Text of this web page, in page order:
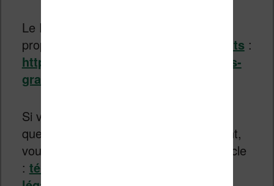
Le Furet du Nord (et d’autres libraires)
proposent des milliers d’
ebooks gratuits:
https://www.liseuses.net/des-ebooks-
gratuits-a-telecharger/
Si vous cherchez des livres à lire mais
que vous n’avez pas beaucoup d’argent,
vous pouvez vous tourner vers cet article
: télécharger gratuitement et